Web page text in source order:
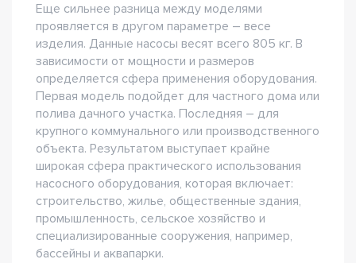
Еще сильнее разница между моделями
проявляется в другом параметре – весе
изделия. Данные насосы весят всего 805 кг. В
зависимости от мощности и размеров
определяется сфера применения оборудования.
Первая модель подойдет для частного дома или
полива дачного участка. Последняя – для
крупного коммунального или производственного
объекта. Результатом выступает крайне
широкая сфера практического использования
насосного оборудования, которая включает:
строительство, жилье, общественные здания,
промышленность, сельское хозяйство и
специализированные сооружения, например,
бассейны и аквапарки.